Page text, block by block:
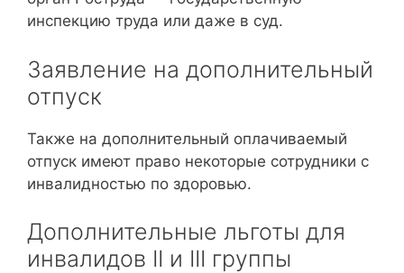
инспекцию труда или даже в суд.
Заявление на дополнительный
отпуск
Также на дополнительный оплачиваемый
отпуск имеют право некоторые сотрудники с
инвалидностью по здоровью.
Дополнительные льготы для
инвалидов II и III группы